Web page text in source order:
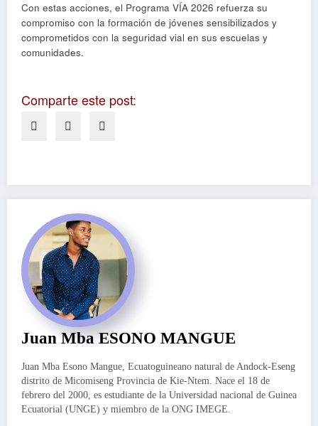
Con estas acciones, el Programa VÍA 2026 refuerza su
compromiso con la formación de jóvenes sensibilizados y
comprometidos con la seguridad vial en sus escuelas y
comunidades.
Comparte este post:
Juan Mba ESONO MANGUE
Juan Mba Esono Mangue, Ecuatoguineano natural de Andock-Eseng
distrito de Micomiseng Provincia de Kie-Ntem. Nace el 18 de
febrero del 2000, es estudiante de la Universidad nacional de Guinea
Ecuatorial (UNGE) y miembro de la ONG IMEGE.